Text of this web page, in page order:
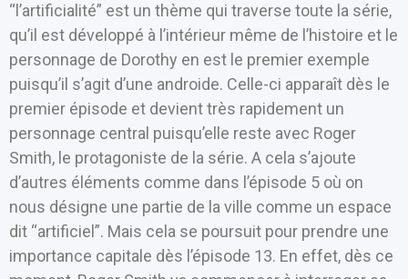
“l’artificialité” est un thème qui traverse toute la série,
qu’il est développé à l’intérieur même de l’histoire et le
personnage de Dorothy en est le premier exemple
puisqu’il s’agit d’une androide. Celle-ci apparaît dès le
premier épisode et devient très rapidement un
personnage central puisqu’elle reste avec Roger
Smith, le protagoniste de la série. A cela s’ajoute
d’autres éléments comme dans l’épisode 5 où on
nous désigne une partie de la ville comme un espace
dit “artificiel”. Mais cela se poursuit pour prendre une
importance capitale dès l’épisode 13. En effet, dès ce